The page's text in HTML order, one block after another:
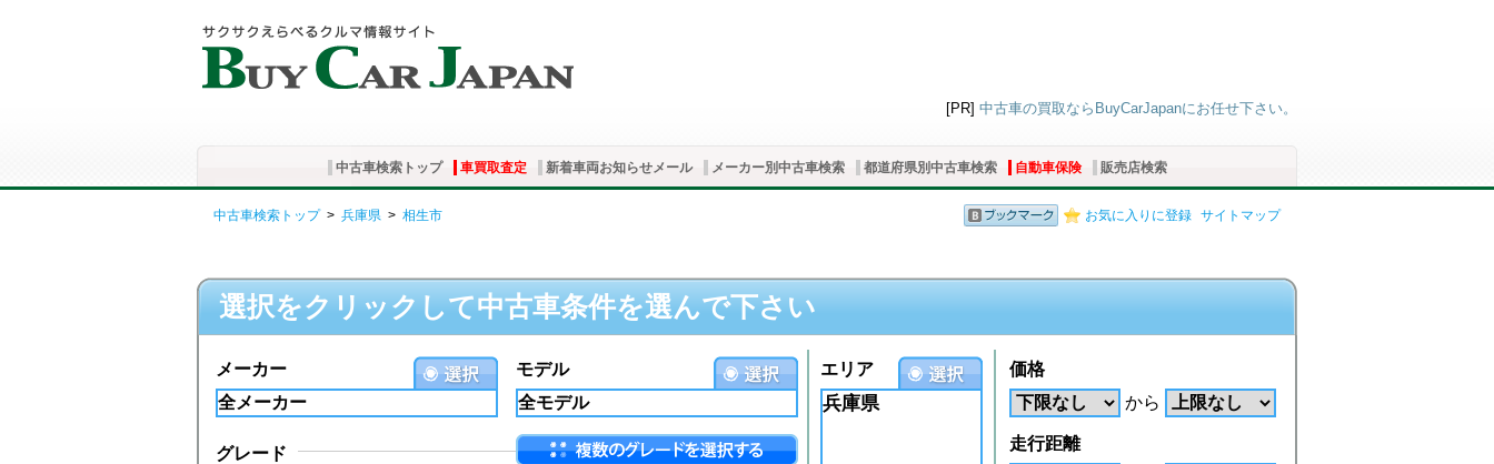
[PR] 中古車の買取ならBuyCarJapanにお任せ下さい。
中古車検索トップ 車買取査定 新着車両お知らせメール メーカー別中古車検索 都道府県別中古車検索 自動車保険 販売店検索
お気に入りに登録 サイトマップ
中古車検索トップ> 兵庫県 > 相生市
選択をクリックして中古車条件を選んで下さい
モデル
メーカー
グレード
エリア
兵庫県
価格
から
走行距離